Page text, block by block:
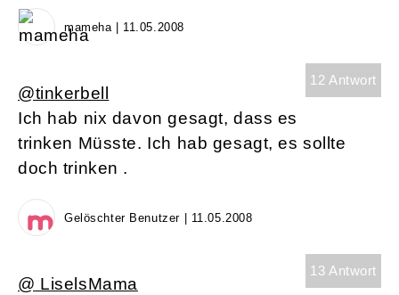
mameha | 11.05.2008
12 Antwort
@tinkerbell
Ich hab nix davon gesagt, dass es
trinken Müsste. Ich hab gesagt, es sollte
doch trinken .
Gelöschter Benutzer | 11.05.2008
13 Antwort
@ LiselsMama